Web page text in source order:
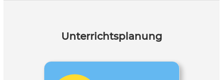
Unterrichtsplanung